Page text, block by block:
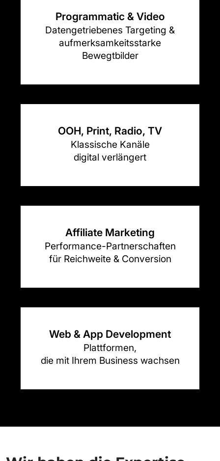
Programmatic & Video
Datengetriebenes Targeting &
aufmerksamkeitsstarke
Bewegtbilder
OOH, Print, Radio, TV
Klassische Kanäle
digital verlängert
Affiliate Marketing
Performance-Partnerschaften
für Reichweite & Conversion
Web & App Development
Plattformen,
die mit Ihrem Business wachsen